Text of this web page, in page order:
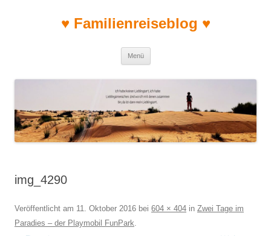
♥ Familienreiseblog ♥
Menü
img_4290
Veröffentlicht am 11. Oktober 2016 bei 604 × 404 in Zwei Tage im
Paradies – der Playmobil FunPark.